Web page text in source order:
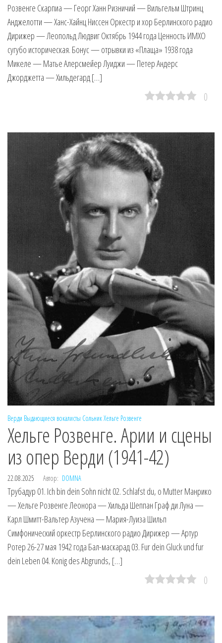
Розвенге Скарпиа — Георг Ханн Ризничий — Вильгельм Штринц
Анджелотти — Ханс-Хайнц Ниссен Оркестр и хор Берлинского радио
Дирижер — Леопольд Людвиг Октябрь 1944 года Ценность ИМХО
сугубо историческая. Бонус — отрывки из «Плаща» 1938 года
Микеле — Матье Алерсмейер Луиджи — Петер Андерс
Джорджетта — Хильдегард […]
0
Верди Выдающиеся вокалисты СольникХельге Розвенге
Хельге Розвенге. Арии и сцены
из опер Верди (1941-42)
22.08.2025 Автор: DOMNA
Трубадур 01. Ich bin dein Sohn nicht 02. Schlafst du, o Mutter Манрико
— Хельге Розвенге Леонора — Хильда Шеппан Граф ди Луна —
Карл Шмитт-Вальтер Азучена — Мария-Луиза Шильп
Симфонический оркестр Берлинского радио Дирижер — Артур
Ротер 26-27 мая 1942 года Бал-маскарад 03. Fur dein Gluck und fur
dein Leben 04. Konig des Abgrunds, […]
0